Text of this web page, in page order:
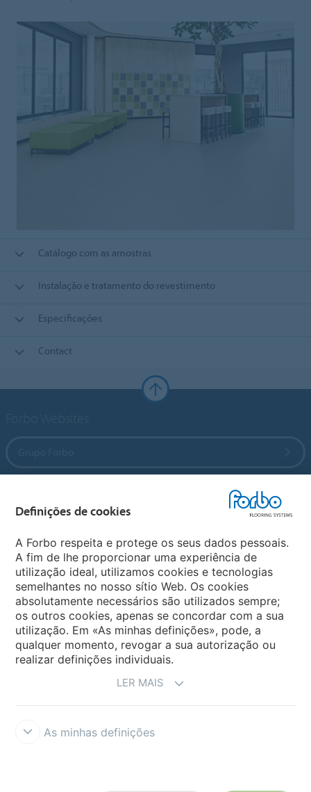
Catálogo com as amostras
Instalação e tratamento do revestimento
Especificações
Contact
Sites Forbo
Selecione o país
Definições de cookies
A Forbo respeita e protege os seus dados pessoais.
A fim de lhe proporcionar uma experiência de
utilização ideal, utilizamos cookies e tecnologias
semelhantes no nosso sítio Web. Os cookies
absolutamente necessários são utilizados sempre;
os outros cookies, apenas se concordar com a sua
utilização. Em «As minhas definições», pode, a
qualquer momento, revogar a sua autorização ou
realizar definições individuais.
LER MAIS
As minhas definições